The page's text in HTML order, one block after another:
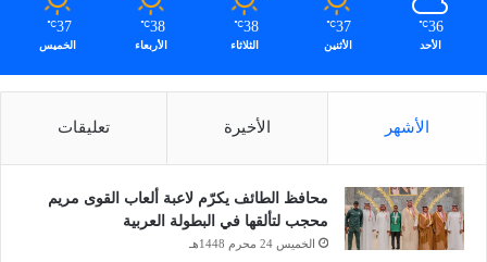
36
℃
الأحد
37
℃
الأثنين
38
℃
الثلاثاء
38
℃
الأربعاء
37
℃
الخميس
الأشهر الأخيرة تعليقات
محافظ الطائف يكرّم لاعبة ألعاب القوى مريم
محجب لتألقها في البطولة العربية
الخميس 24 محرم 1448هـ